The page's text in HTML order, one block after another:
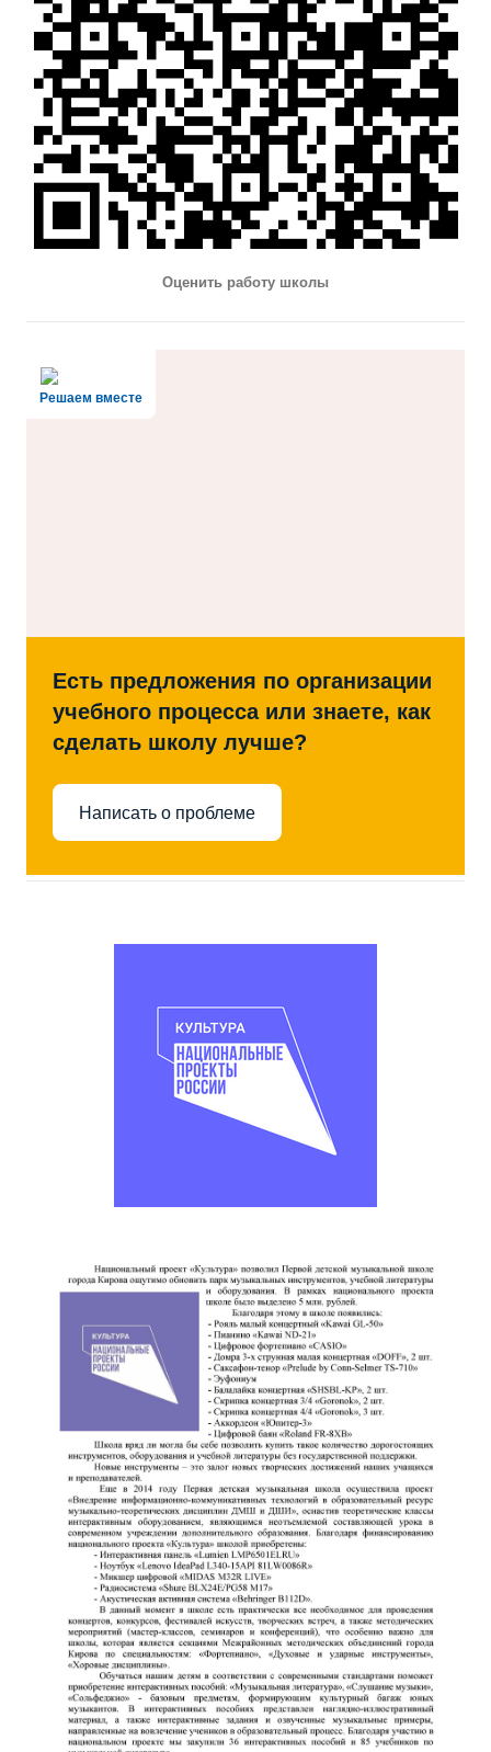
Оценить работу школы
Решаем вместе
Есть предложения по организации
учебного процесса или знаете, как
сделать школу лучше?
Написать о проблеме